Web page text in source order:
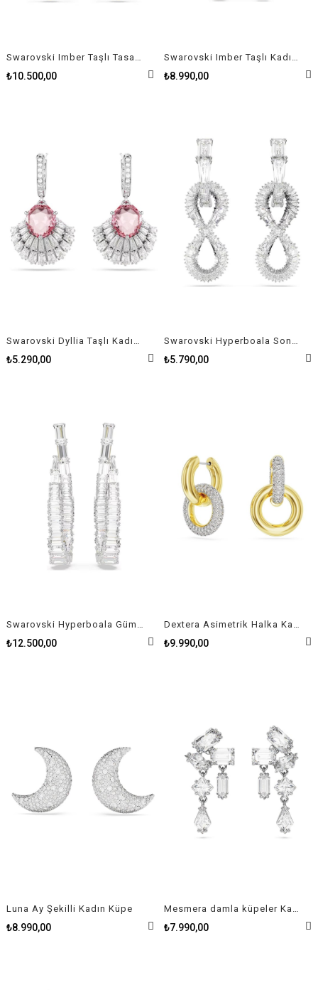
₺10.500,00 ₺8.990,00
Swarovski Dyllia Taşlı Kadın Küpe
₺5.290,00
Swarovski Hyperboala Sonsuzluk Taşlı Gümüş Rengi Kadın Kolye
₺5.790,00
Swarovski Hyperboala Gümüş Rengi Sonsuzluk Taşlı Kadın Küpe
₺12.500,00
Dextera Asimetrik Halka Kadın Küpe
₺9.990,00
Luna Ay Şekilli Kadın Küpe
₺8.990,00 ₺7.990,00